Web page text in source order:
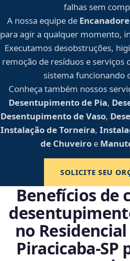
falhas sem
A nossa equipe de
para agir a qualquer momento,
Executamos desobstruções,
remoção de resíduos e
sistema funcionando
Conheça também nossos
Desentupimento de Pia,
Desentupimento de Vaso,
Instalação de Torneira,
de Chuveiro e
SOLICITE SEU
Benefícios de
no